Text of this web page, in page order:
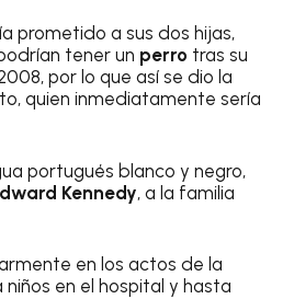
prometido a sus dos hijas,
tener un perro tras su
por lo que así se dio la
quien inmediatamente sería
portugués blanco y negro,
Kennedy, a la familia
en los actos de la
niños en el hospital y hasta